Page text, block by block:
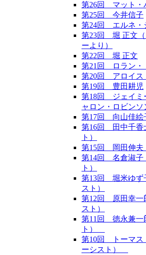
第26回 マット・
第25回 今井信子
第24回 エルネ・
第23回 堀 正文（
ーより）
第22回 堀 正文
第21回 ロラン・
第20回 アロイス
第19回 豊田耕児
第18回 ジェイミ
ャロン・ロビンソ
第17回 向山佳絵
第16回 田中千香
ト）
第15回 岡田伸夫
第14回 名倉淑子
ト）
第13回 堀米ゆず
スト）
第12回 原田幸一
スト）
第11回 徳永兼一
ト）
第10回 トーマス
ーシスト）